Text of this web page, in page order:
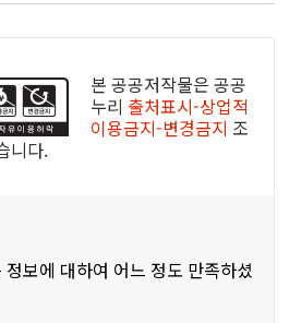
본 공공저작물은 공공
누리 출처표시-상업적
이용금지-변경금지 조
니다.
보에 대하여 어느 정도 만족하셨